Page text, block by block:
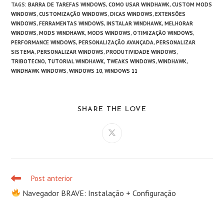
TAGS:BARRA DE TAREFAS WINDOWS, COMO USAR WINDHAWK, CUSTOM MODS
WINDOWS, CUSTOMIZAÇÃO WINDOWS, DICAS WINDOWS, EXTENSÕES
WINDOWS, FERRAMENTAS WINDOWS, INSTALAR WINDHAWK, MELHORAR
WINDOWS, MODS WINDHAWK, MODS WINDOWS, OTIMIZAÇÃO WINDOWS,
PERFORMANCE WINDOWS, PERSONALIZAÇÃO AVANÇADA, PERSONALIZAR
SISTEMA, PERSONALIZAR WINDOWS, PRODUTIVIDADE WINDOWS,
TRIBOTECNO, TUTORIAL WINDHAWK, TWEAKS WINDOWS, WINDHAWK,
WINDHAWK WINDOWS, WINDOWS 10, WINDOWS 11
SHARE THE LOVE
Abre
Leia
mais
artigos
Post anterior
Navegador BRAVE: Instalação + Configuração